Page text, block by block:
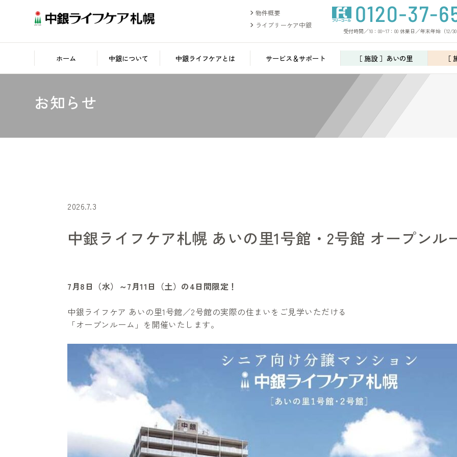
物件概要
ライブリーケア中銀
受付時間／10：00~17：00 休業日／年末年始（12/
ホーム 中銀について 中銀ライフケアとは サービス＆サポート ［ 施設 ］あいの里 ［
お知らせ
2026.7.3
中銀ライフケア札幌 あいの里1号館・2号館 オープンル
7月8日（水）～7月11日（土）の4日間限定！
中銀ライフケア あいの里1号館／2号館の実際の住まいをご見学いただける
「オープンルーム」を開催いたします。